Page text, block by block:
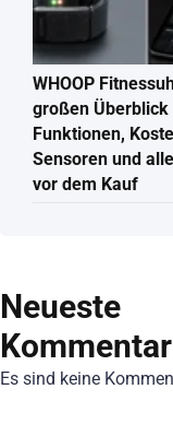
WHOOP
großen Überblick
Funktionen,
Sensoren und
vor dem Kauf
Neueste
Es sind keine